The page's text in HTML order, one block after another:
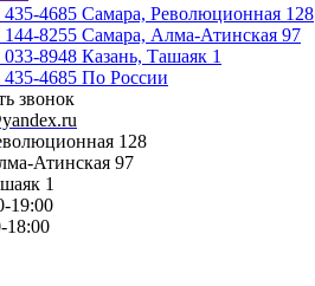
435-4685 Самара, Революционная 128
144-8255 Самара, Алма-Атинская 97
033-8948 Казань, Ташаяк 1
435-4685 По России
звонок
128
Атинская 97
1
19:00
18:00